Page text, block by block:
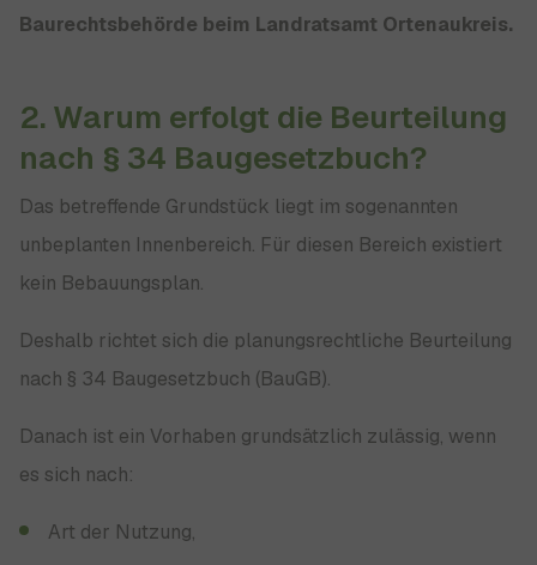
Baurechtsbehörde beim Landratsamt Ortenaukreis.
2. Warum erfolgt die Beurteilung
nach § 34 Baugesetzbuch?
Das betreffende Grundstück liegt im sogenannten
unbeplanten Innenbereich. Für diesen Bereich existiert
kein Bebauungsplan.
Deshalb richtet sich die planungsrechtliche Beurteilung
nach § 34 Baugesetzbuch (BauGB).
Danach ist ein Vorhaben grundsätzlich zulässig, wenn
es sich nach:
Art der Nutzung,